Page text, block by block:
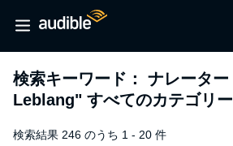
検索キーワード： ナレーター
Leblang" すべてのカテゴリー
検索結果 246 のうち 1 - 20 件